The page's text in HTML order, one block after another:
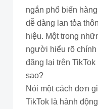
ngắn phổ biến
dễ dàng lan tỏa
hiệu. Một trong
người hiểu rõ chính
đăng lại trên
sao?
Nói một cách đơn
TikTok là hành